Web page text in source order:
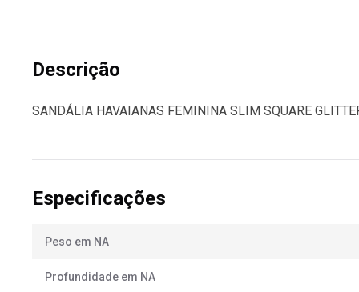
Descrição
SANDÁLIA HAVAIANAS FEMININA SLIM SQUARE
Especificações
Peso em NA
Profundidade em NA